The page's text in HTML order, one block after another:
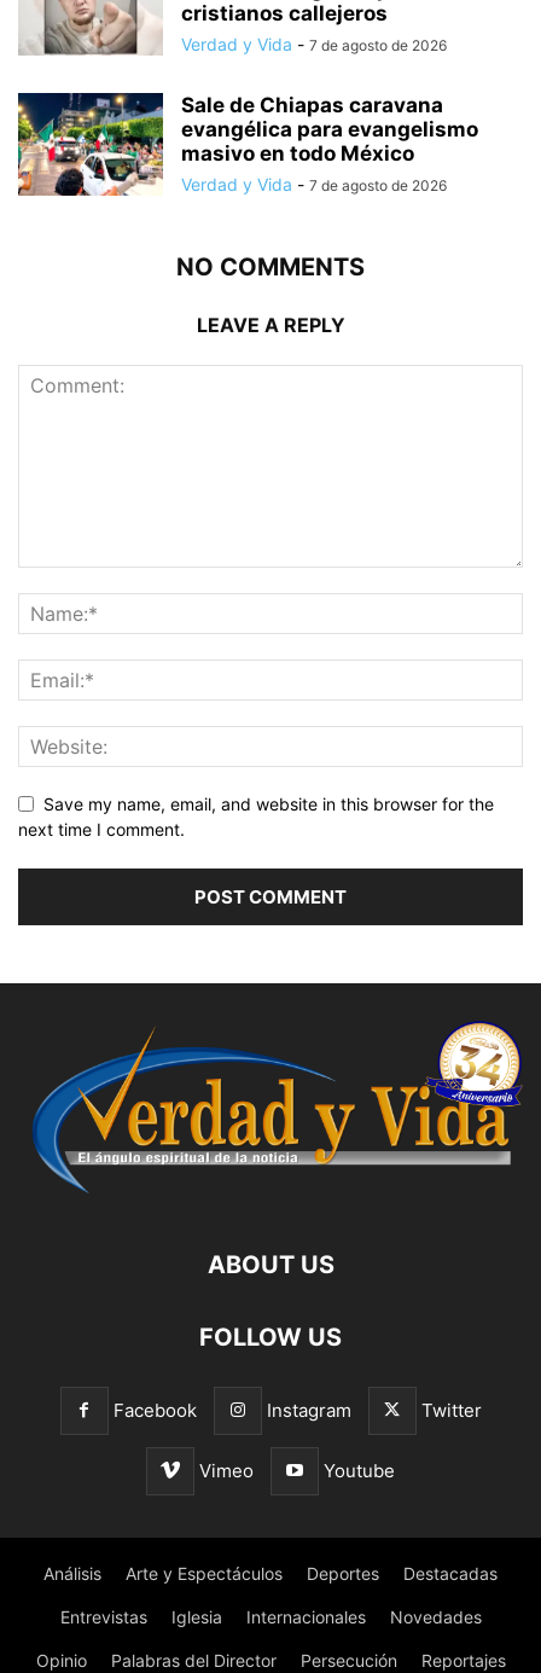
cristianos callejeros
Verdad y Vida - 7 de agosto de 2026
Sale de Chiapas caravana
evangélica para evangelismo
masivo en todo México
Verdad y Vida - 7 de agosto de 2026
NO COMMENTS
LEAVE A REPLY
Save my name, email, and website in this browser for the
next time I comment.
ABOUT US
FOLLOW US
Facebook Instagram Twitter
Vimeo Youtube
Análisis Arte y Espectáculos Deportes Destacadas
Entrevistas Iglesia Internacionales Novedades
Opinio Palabras del Director Persecución Reportajes